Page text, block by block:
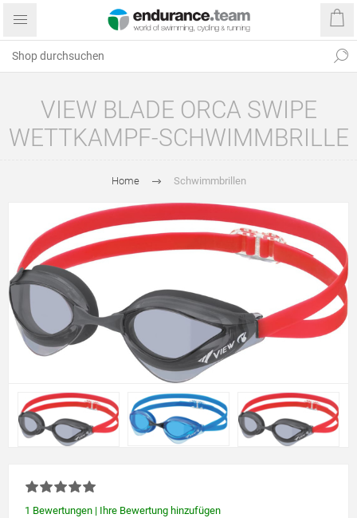
VIEW BLADE ORCA SWIPE
WETTKAMPF-SCHWIMMBRILLE
Home Schwimmbrillen
1 Bewertungen | Ihre Bewertung hinzufügen